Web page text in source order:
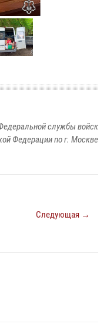
службы войск
Федерации по г. Москве
Следующая →